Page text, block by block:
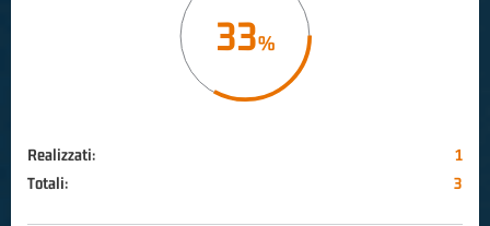
33
Realizzati:
1
Totali:
3